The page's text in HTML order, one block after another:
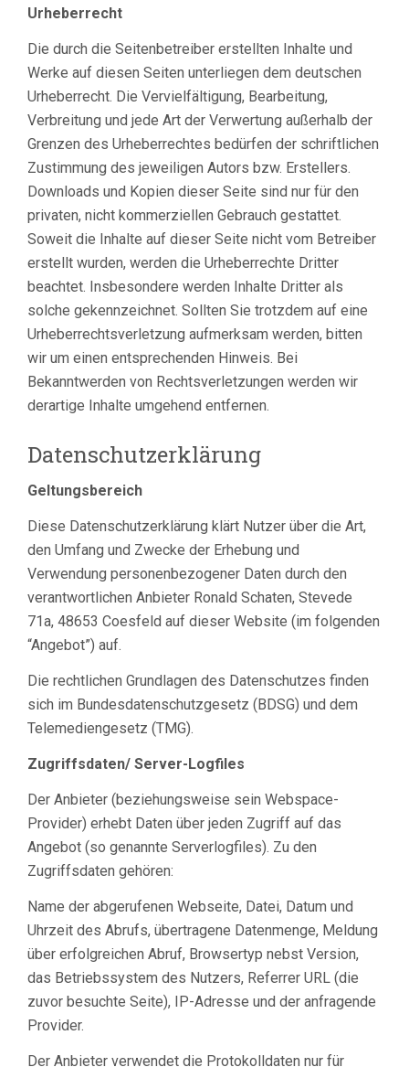
Urheberrecht
Die durch die Seitenbetreiber erstellten Inhalte und
Werke auf diesen Seiten unterliegen dem deutschen
Urheberrecht. Die Vervielfältigung, Bearbeitung,
Verbreitung und jede Art der Verwertung außerhalb der
Grenzen des Urheberrechtes bedürfen der schriftlichen
Zustimmung des jeweiligen Autors bzw. Erstellers.
Downloads und Kopien dieser Seite sind nur für den
privaten, nicht kommerziellen Gebrauch gestattet.
Soweit die Inhalte auf dieser Seite nicht vom Betreiber
erstellt wurden, werden die Urheberrechte Dritter
beachtet. Insbesondere werden Inhalte Dritter als
solche gekennzeichnet. Sollten Sie trotzdem auf eine
Urheberrechtsverletzung aufmerksam werden, bitten
wir um einen entsprechenden Hinweis. Bei
Bekanntwerden von Rechtsverletzungen werden wir
derartige Inhalte umgehend entfernen.
Datenschutzerklärung
Geltungsbereich
Diese Datenschutzerklärung klärt Nutzer über die Art,
den Umfang und Zwecke der Erhebung und
Verwendung personenbezogener Daten durch den
verantwortlichen Anbieter Ronald Schaten, Stevede
71a, 48653 Coesfeld auf dieser Website (im folgenden
“Angebot”) auf.
Die rechtlichen Grundlagen des Datenschutzes finden
sich im Bundesdatenschutzgesetz (BDSG) und dem
Telemediengesetz (TMG).
Zugriffsdaten/ Server-Logfiles
Der Anbieter (beziehungsweise sein Webspace-
Provider) erhebt Daten über jeden Zugriff auf das
Angebot (so genannte Serverlogfiles). Zu den
Zugriffsdaten gehören:
Name der abgerufenen Webseite, Datei, Datum und
Uhrzeit des Abrufs, übertragene Datenmenge, Meldung
über erfolgreichen Abruf, Browsertyp nebst Version,
das Betriebssystem des Nutzers, Referrer URL (die
zuvor besuchte Seite), IP-Adresse und der anfragende
Provider.
Der Anbieter verwendet die Protokolldaten nur für